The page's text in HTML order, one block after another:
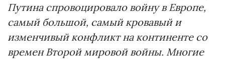
Путина спровоцировало войну в Европе,
самый большой, самый кровавый и
изменчивый конфликт на континенте со
времен Второй мировой войны. Многие